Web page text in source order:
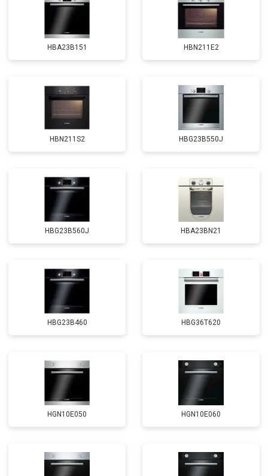
HBA23B151 HBN211E2
HBN211S2 HBG23B550J
HBG23B560J HBA23BN21
HBG23B460 HBG36T620
HGN10E050 HGN10E060